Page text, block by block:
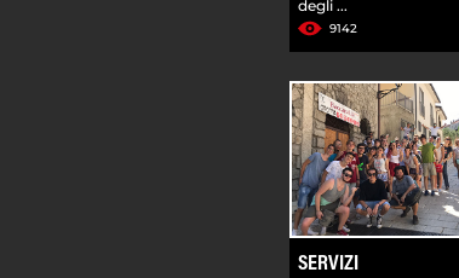
degli ...
9142
SERVIZI